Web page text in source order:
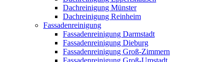
Dachreinigung Münster
Dachreinigung Reinheim
Fassadenreinigung
Fassadenreinigung Darmstadt
Fassadenreinigung Dieburg
Fassadenreinigung Groß-Zimmern
Fassadenreinigung Groß-Umstadt